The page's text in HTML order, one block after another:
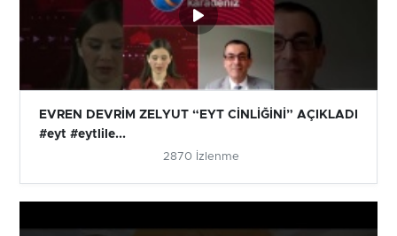
EVREN DEVRİM ZELYUT “EYT CİNLİĞİNİ” AÇIKLADI
#eyt #eytlile...
2870 İzlenme